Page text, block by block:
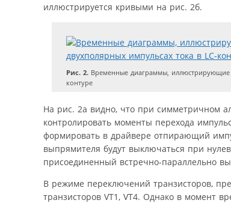
иллюстрируется кривыми на рис. 2б.
Рис. 2.Временные диаграммы, иллюстрирующие
контуре
На рис. 2а видно, что при симметричном
контролировать моменты перехода
формировать в драйвере отпирающий
выпрямителя будут выключаться при
присоединенный встречно-параллельно
В режиме переключений транзисторов,
транзисторов VT1, VT4. Однако в момент